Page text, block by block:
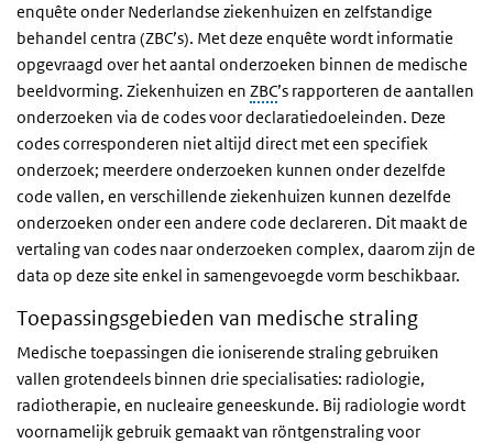
enquête onder Nederlandse ziekenhuizen en zelfstandige
behandel centra (ZBC’s). Met deze enquête wordt informatie
opgevraagd over het aantal onderzoeken binnen de medische
beeldvorming. Ziekenhuizen en ZBC’s rapporteren de aantallen
onderzoeken via de codes voor declaratiedoeleinden. Deze
codes corresponderen niet altijd direct met een specifiek
onderzoek; meerdere onderzoeken kunnen onder dezelfde
code vallen, en verschillende ziekenhuizen kunnen dezelfde
onderzoeken onder een andere code declareren. Dit maakt de
vertaling van codes naar onderzoeken complex, daarom zijn de
data op deze site enkel in samengevoegde vorm beschikbaar.
Toepassingsgebieden van medische straling
Medische toepassingen die ioniserende straling gebruiken
vallen grotendeels binnen drie specialisaties: radiologie,
radiotherapie, en nucleaire geneeskunde. Bij radiologie wordt
voornamelijk gebruik gemaakt van röntgenstraling voor